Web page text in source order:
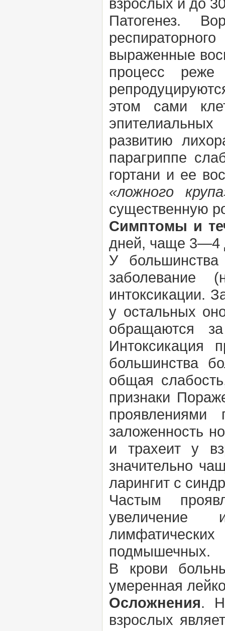
Патогенез.
выраженные
процесс
этом сами
развитию
парагриппе
гортани и ее
«ложного
существенную
Симптомы и
дней, чаще 3—4
У большинства
интоксикации.
у остальных
обращаются
Интоксикация
большинства
общая
признаки
заложенность
и трахеит у
значительно
ларингит с
Частым
увеличение
подмышечных.
В крови
умеренная
Осложнения.
взрослых